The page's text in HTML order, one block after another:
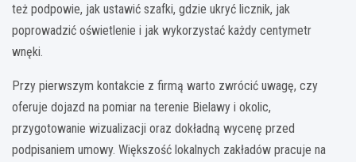
też podpowie, jak ustawić szafki, gdzie ukryć licznik, jak
poprowadzić oświetlenie i jak wykorzystać każdy centymetr
wnęki.
Przy pierwszym kontakcie z firmą warto zwrócić uwagę, czy
oferuje dojazd na pomiar na terenie Bielawy i okolic,
przygotowanie wizualizacji oraz dokładną wycenę przed
podpisaniem umowy. Większość lokalnych zakładów pracuje na